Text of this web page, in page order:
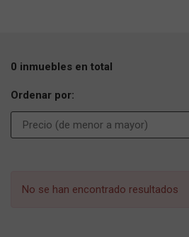
0 inmuebles en total
Ordenar por:
No se han encontrado resultados